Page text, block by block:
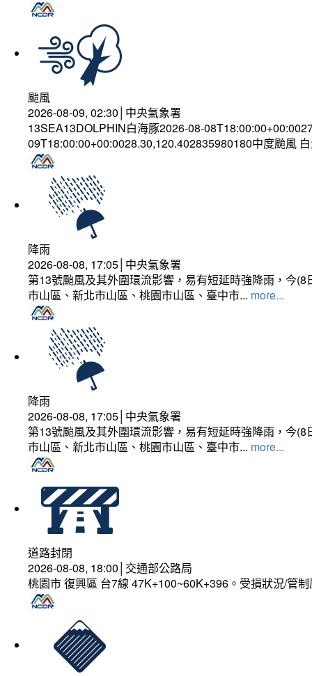
颱風
2026-08-09, 02:30│中央氣象署
13SEA13DOLPHIN白海豚2026-08-
09T18:00:00+00:0028.30,120.402835980180中度颱風
降雨
2026-08-08, 17:05│中央氣象署
第13號颱風及其外圍環流影響，易有短延時強降雨，今
市山區、新北市山區、桃園市山區、臺中市... more...
降雨
2026-08-08, 17:05│中央氣象署
第13號颱風及其外圍環流影響，易有短延時強降雨，今
市山區、新北市山區、桃園市山區、臺中市... more...
道路封閉
2026-08-08, 18:00│交通部公路局
桃園市 復興區 台7線 47K+100~60K+396。受損狀況/管